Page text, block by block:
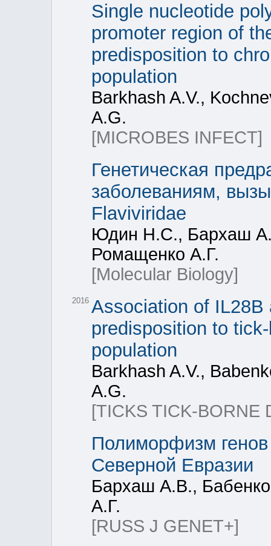
Single nucleotide
promoter region of
predisposition to
population
Barkhash A.V.,
A.G.
[MICROBES INFECT]
Генетическая
заболеваниям,
Flaviviridae
Юдин Н.С., Бархаш
Ромащенко А.Г.
[Molecular Biology]
2016 Association of IL28B
predisposition to
population
Barkhash A.V.,
A.G.
[TICKS TICK-BORNE
Полиморфизм
Северной Евразии
Бархаш А.В.,
А.Г.
[RUSS J GENET+]